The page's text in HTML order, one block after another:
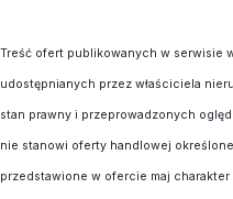
Treść ofert publikowanych w serwisie
udostępnianych przez właściciela
stan prawny i przeprowadzonych
nie stanowi oferty handlowej
przedstawione w ofercie maj